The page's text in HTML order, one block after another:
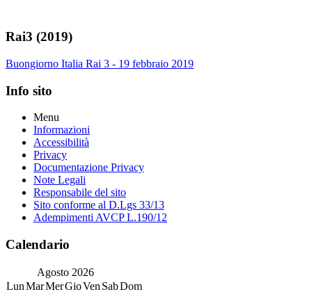
Rai3 (2019)
Buongiorno Italia Rai 3 - 19 febbraio 2019
Info sito
Menu
Informazioni
Accessibilità
Privacy
Documentazione Privacy
Note Legali
Responsabile del sito
Sito conforme al D.Lgs 33/13
Adempimenti AVCP L.190/12
Calendario
Agosto 2026
LunMarMerGioVen SabDom